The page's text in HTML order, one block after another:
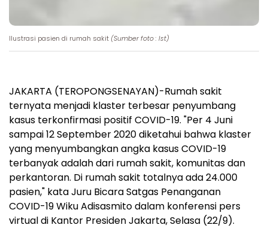
Ilustrasi pasien di rumah sakit (Sumber foto : Ist)
JAKARTA (TEROPONGSENAYAN)-Rumah sakit
ternyata menjadi klaster terbesar penyumbang
kasus terkonfirmasi positif COVID-19. "Per 4 Juni
sampai 12 September 2020 diketahui bahwa klaster
yang menyumbangkan angka kasus COVID-19
terbanyak adalah dari rumah sakit, komunitas dan
perkantoran. Di rumah sakit totalnya ada 24.000
pasien," kata Juru Bicara Satgas Penanganan
COVID-19 Wiku Adisasmito dalam konferensi pers
virtual di Kantor Presiden Jakarta, Selasa (22/9).